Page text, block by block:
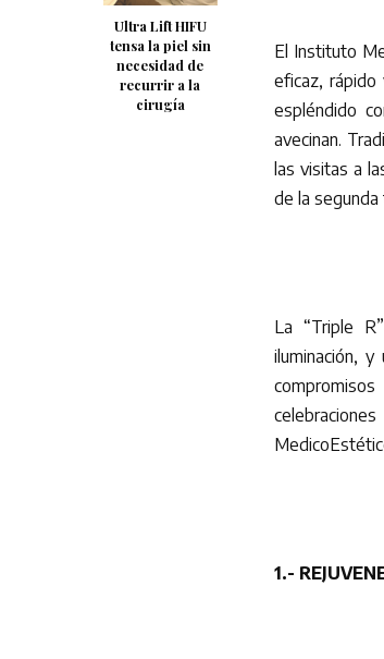
Ultra Lift HIFU
tensa la piel sin
necesidad de
recurrir a la
cirugía
El Instituto
eficaz, rápido
espléndido
avecinan.
las visitas a
de la
La “Triple
iluminación,
1.-